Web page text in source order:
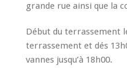
grande rue ainsi que la
Début du terrassement
terrassement et dés
vannes jusqu’à 18h00.